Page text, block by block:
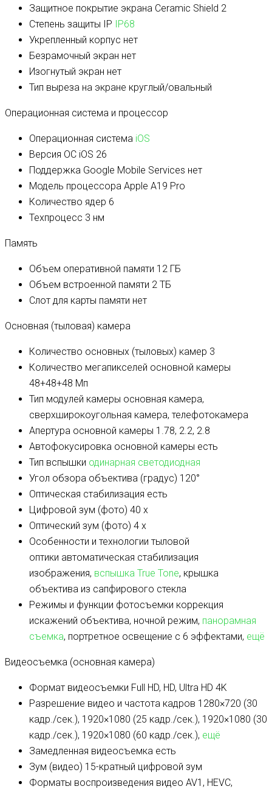
Защитное покрытие экрана Ceramic Shield 2
Степень защиты IP
IP68
Укрепленный корпус нет
Безрамочный экран нет
Изогнутый экран нет
Тип выреза на экране круглый/овальный
Операционная система и процессор
Операционная система iOS
Версия ОС iOS 26
Поддержка Google Mobile Services нет
Модель процессора Apple A19 Pro
Количество ядер 6
Техпроцесс 3 нм
Память
Объем оперативной памяти 12 ГБ
Объем встроенной памяти 2 ТБ
Слот для карты памяти нет
Основная (тыловая) камера
Количество основных (тыловых) камер 3
Количество мегапикселей основной камеры
48+48+48 Мп
Тип модулей камеры основная камера,
сверхширокоугольная камера, телефотокамера
Апертура основной камеры 1.78, 2.2, 2.8
Автофокусировка основной камеры есть
Тип вспышки одинарная светодиодная
Угол обзора объектива (градус) 120°
Оптическая стабилизация есть
Цифровой зум (фото) 40 x
Оптический зум (фото) 4 x
Особенности и технологии тыловой
оптики автоматическая стабилизация
изображения, вспышка True Tone, крышка
объектива из сапфирового стекла
Режимы и функции фотосъемки коррекция
искажений объектива, ночной режим, панорамная
съемка, портретное освещение с 6 эффектами, ещё
Видеосъемка (основная камера)
Формат видеосъемки Full HD, HD, Ultra HD 4K
Разрешение видео и частота кадров 1280×720 (30
кадр./сек.), 1920×1080 (25 кадр./сек.), 1920×1080 (30
кадр./сек.), 1920×1080 (60 кадр./сек.), ещё
Замедленная видеосъемка есть
Зум (видео) 15-кратный цифровой зум
Форматы воспроизведения видео AV1, HEVC,